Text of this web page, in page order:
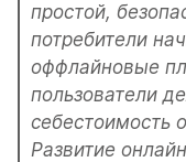
простой,
потребители
оффлайновые
пользователи
себестоимость
Развитие